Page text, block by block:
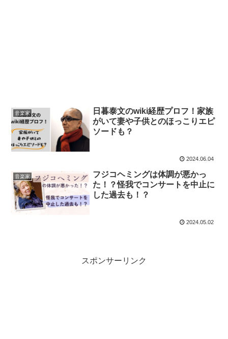
音楽家
日暮泰文のwiki経歴プロフ！家族
がいて妻や子供とのほっこりエピ
ソードも？
2024.06.04
音楽家
フジコヘミングは体調が悪かっ
た！？怪我でコンサートを中止に
した過去も！？
2024.05.02
スポンサーリンク